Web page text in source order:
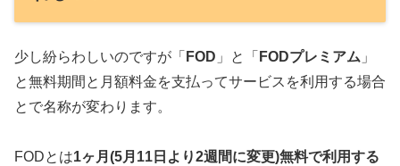
少し紛らわしいのですが「 FOD 」と「 FODプレミアム 」
と無料期間と月額料金を支払ってサービスを利用する場合
とで名称が変わります。
FODとは1ヶ月(5月11日より2週間に変更)無料で利用する